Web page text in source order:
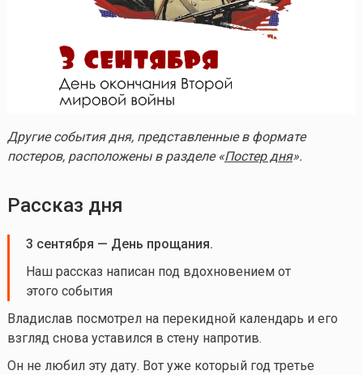
Другие события дня, представленные в формате
постеров, расположены в разделе «Постер дня».
Рассказ дня
3 сентября — День прощания.
Наш рассказ написан под вдохновением от
этого события
Владислав посмотрел на перекидной календарь и его
взгляд снова уставился в стену напротив.
Он не любил эту дату. Вот уже который год третье